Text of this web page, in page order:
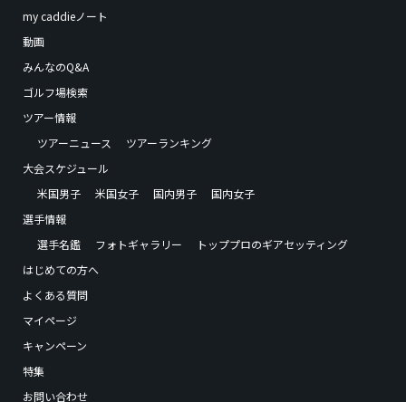
my caddieノート
動画
みんなのQ&A
ゴルフ場検索
ツアー情報
ツアーニュース
ツアーランキング
大会スケジュール
米国男子
米国女子 国内男子
国内女子
選手情報
選手名鑑
フォトギャラリー
トッププロのギアセッティング
はじめての方へ
よくある質問
マイページ
キャンペーン
特集
お問い合わせ